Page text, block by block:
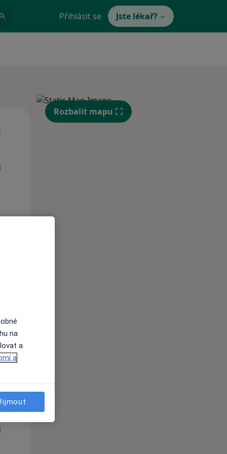
Přihlásit se Jste lékař?
St Čt
11 Srpen
Rozbalit mapu
na
a
a